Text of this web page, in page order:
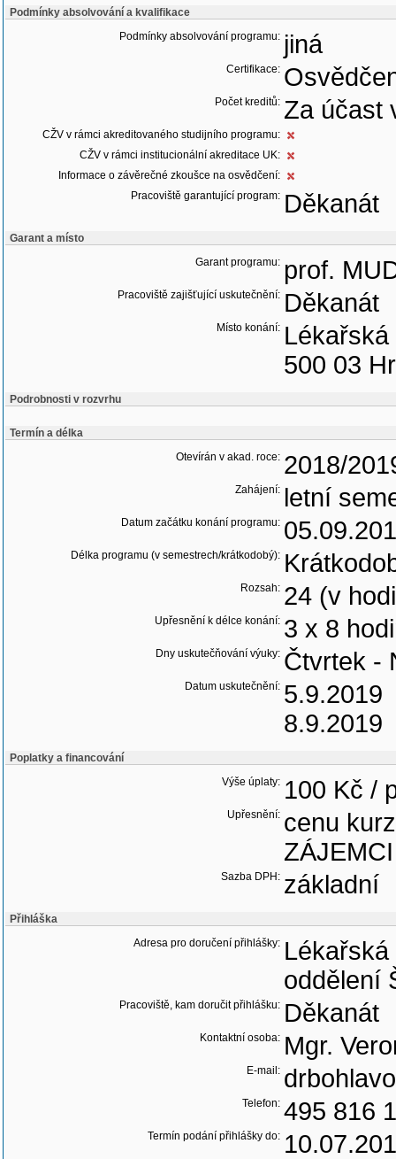
Podmínky absolvování a kvalifikace
Podmínky absolvování programu: jiná
Certifikace:
Počet kreditů: Za účast
CŽV v rámci akreditovaného studijního programu:
CŽV v rámci institucionální akreditace UK:
Informace o závěrečné zkoušce na osvědčení:
Pracoviště garantující program: Děkanát
Garant a místo
Garant programu: prof.
Pracoviště zajišťující uskutečnění: Děkanát
Místo konání:
500 03
Podrobnosti v rozvrhu
Termín a délka
Otevírán v akad. roce: 2018/
Zahájení: letní
Datum začátku konání programu:
Délka programu (v semestrech/krátkodobý):
Rozsah: 24 (v
Upřesnění k délce konání: 3 x 8
Dny uskutečňování výuky: Čtvrtek -
Datum uskutečnění: 5.9.2019
8.9.2019
Poplatky a financování
Výše úplaty: 100 Kč /
Upřesnění: cenu
ZÁJEMCI
Sazba DPH: základní
Přihláška
Adresa pro doručení přihlášky:
oddělení
Pracoviště, kam doručit přihlášku: Děkanát
Kontaktní osoba: Mgr.
E-mail:
Telefon: 495 816
Termín podání přihlášky do: